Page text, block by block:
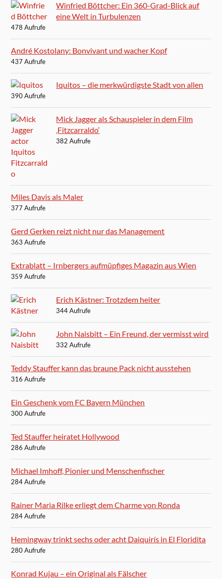
Winfried Böttcher: Ein 360-Grad-Blick auf
eine Welt in Turbulenzen
478 Aufrufe
André Kostolany: Bonvivant und wacher Kopf
437 Aufrufe
Iquitos – die merkwürdigste Stadt von allen
390 Aufrufe
Mick Jagger als Schauspieler in dem Film
‚Fitzcarraldo‘
382 Aufrufe
Miles Davis als Maler
377 Aufrufe
Gerd Gerken reizt nicht nur das Management
363 Aufrufe
Extrablatt – Irnbergers aufmüpfiges Magazin aus Wien
359 Aufrufe
Erich Kästner: Trotzdem heiter
344 Aufrufe
John Naisbitt – Ein Freund, der vermisst wird
332 Aufrufe
Teddy Stauffer kann das braune Pack nicht ausstehen
316 Aufrufe
Ein Geschenk vom FC Bayern München
300 Aufrufe
Ted Stauffer heiratet Hollywood
286 Aufrufe
Michael Imhoff, Pionier und Menschenfischer
284 Aufrufe
Rainer Maria Rilke erliegt dem Charme von Ronda
284 Aufrufe
Hemingway trinkt sechs oder acht Daiquirís in El Floridita
280 Aufrufe
Konrad Kujau – ein Original als Fälscher